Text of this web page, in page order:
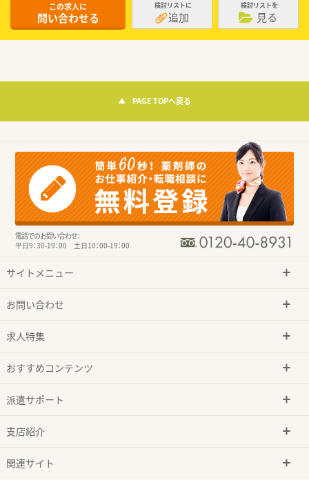
この求人に
問い合わせる
検討リストに
追加
検討リストを
見る
PAGE TOPへ戻る
電話でのお問い合わせ：
平日9：30-19：00 土日10：00-19：00
サイトメニュー
お問い合わせ
求人特集
おすすめコンテンツ
派遣サポート
支店紹介
関連サイト